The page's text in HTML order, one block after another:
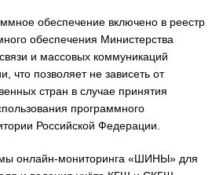
обеспечение включено в реестр
обеспечения Министерства
и массовых коммуникаций
что позволяет не зависеть от
стран в случае принятия
программного
Российской Федерации.
онлайн-мониторинга «ШИНЫ» для